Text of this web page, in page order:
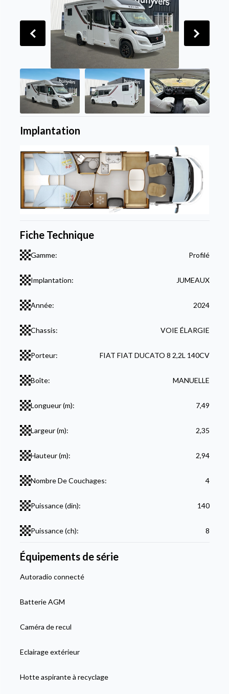
Implantation
Fiche Technique
Gamme: Profilé
Implantation: JUMEAUX
Année: 2024
Chassis: VOIE ÉLARGIE
Porteur: FIAT FIAT DUCATO 8 2,2L 140CV
Boîte: MANUELLE
Longueur (m): 7,49
Largeur (m): 2,35
Hauteur (m): 2,94
Nombre De Couchages: 4
Puissance (din): 140
Puissance (ch): 8
Équipements de série
Autoradio connecté
Batterie AGM
Caméra de recul
Eclairage extérieur
Hotte aspirante à recyclage